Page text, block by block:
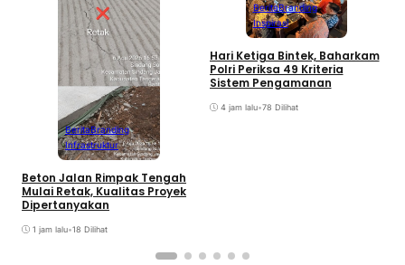
BeritaBranding
Infrastruktur
Beton Jalan Rimpak Tengah
Mulai Retak, Kualitas Proyek
Dipertanyakan
1 jam lalu•18 Dilihat
BeritaBranding
Inspirasi
Hari Ketiga Bintek, Baharkam
Polri Periksa 49 Kriteria
Sistem Pengamanan
4 jam lalu•78 Dilihat